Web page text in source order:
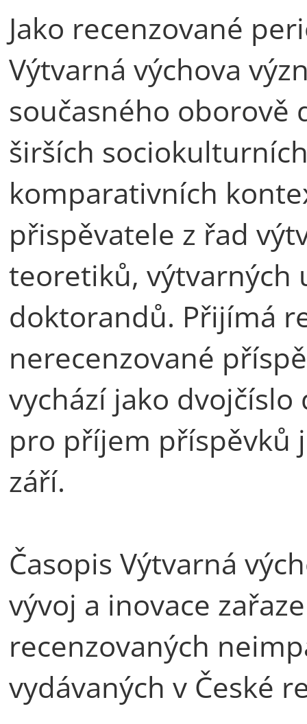
Jako recenzované
Výtvarná výchova
současného oborově
širších
komparativních
přispěvatele z řad
teoretiků, výtvarných
doktorandů. Přijímá
nerecenzované
vychází jako
pro příjem příspěvků
září.
Časopis Výtvarná
vývoj a inovace
recenzovaných
vydávaných v České